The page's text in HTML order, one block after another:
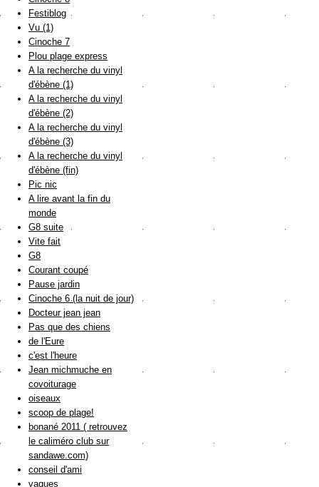
Festiblog
Vu (1)
Cinoche 7
Plou plage express
A la recherche du vinyl
d'ébène (1)
A la recherche du vinyl
d'ébène (2)
A la recherche du vinyl
d'ébène (3)
A la recherche du vinyl
d'ébène (fin)
Pic nic
A lire avant la fin du
monde
G8 suite
Vite fait
G8
Courant coupé
Pause jardin
Cinoche 6 (la nuit de jour)
Docteur jean jean
Pas que des chiens
de l'Eure
c'est l'heure
Jean michmuche en
covoiturage
oiseaux
scoop de plage!
bonané 2011 ( retrouvez
le caliméro club sur
sandawe.com)
conseil d'ami
vagues